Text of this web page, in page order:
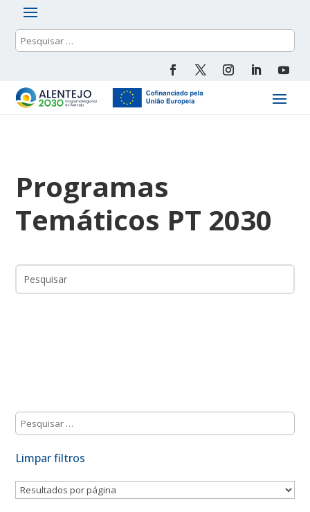
Programas
Temáticos PT 2030
Limpar filtros